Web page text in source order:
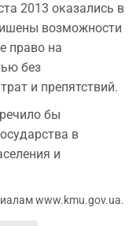
2013 оказались в
возможности
право на
без
и препятствий.
бы
в
и
www.kmu.gov.ua.